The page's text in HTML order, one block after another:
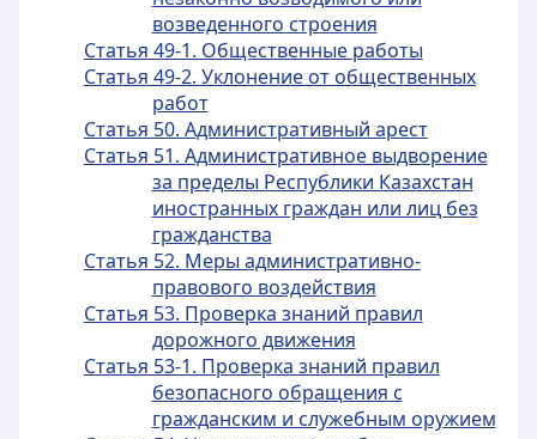
возведенного строения
Статья 49-1. Общественные работы
Статья 49-2. Уклонение от общественных
работ
Статья 50. Административный арест
Статья 51. Административное выдворение
за пределы Республики Казахстан
иностранных граждан или лиц без
гражданства
Статья 52. Меры административно-
правового воздействия
Статья 53. Проверка знаний правил
дорожного движения
Статья 53-1. Проверка знаний правил
безопасного обращения с
гражданским и служебным оружием